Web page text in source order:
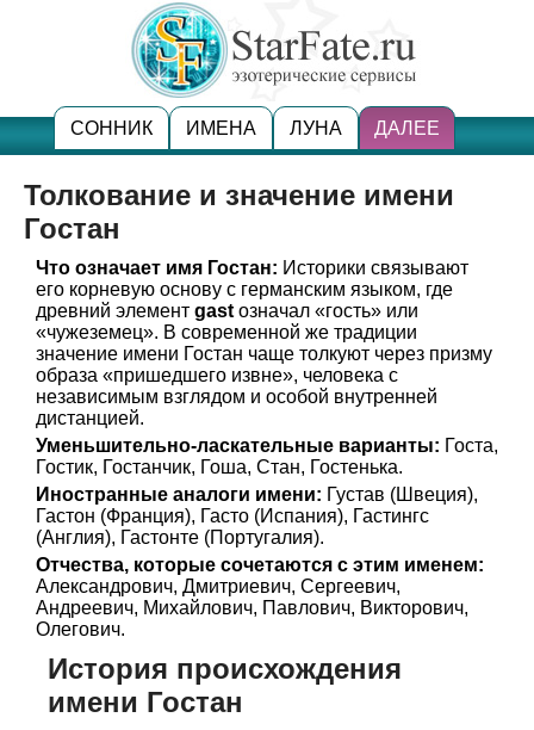
СОННИК ИМЕНА ЛУНА ДАЛЕЕ
Толкование и значение имени
Гостан
Что означает имя Гостан: Историки связывают
его корневую основу с германским языком, где
древний элемент gast означал «гость» или
«чужеземец». В современной же традиции
значение имени Гостан чаще толкуют через призму
образа «пришедшего извне», человека с
независимым взглядом и особой внутренней
дистанцией.
Уменьшительно-ласкательные варианты: Госта,
Гостик, Гостанчик, Гоша, Стан, Гостенька.
Иностранные аналоги имени: Густав (Швеция),
Гастон (Франция), Гасто (Испания), Гастингс
(Англия), Гастонте (Португалия).
Отчества, которые сочетаются с этим именем:
Александрович, Дмитриевич, Сергеевич,
Андреевич, Михайлович, Павлович, Викторович,
Олегович.
История происхождения
имени Гостан